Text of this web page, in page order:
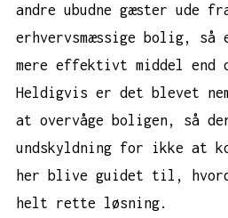
andre ubudne gæster ude
erhvervsmæssige bolig, så
mere effektivt middel end
Heldigvis er det blevet
at overvåge boligen, så
undskyldning for ikke at
her blive guidet til,
helt rette løsning.